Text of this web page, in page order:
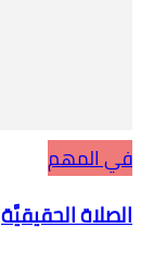
في المهم
الصلاة الحقيقيَّة